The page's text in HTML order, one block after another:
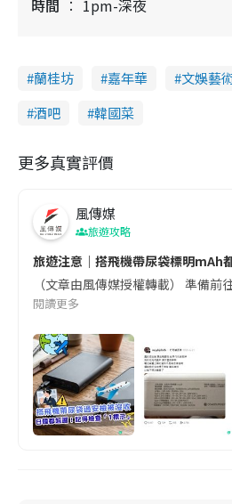
時間 1pm-深夜
蘭桂坊 嘉年華 文娛藝
酒吧
韓國菜
更多真實評價
風傳媒
旅遊攻略
旅遊注意｜搭飛機帶尿袋標明mAh
（文章由風傳媒授權轉載） 準備
閱讀更多